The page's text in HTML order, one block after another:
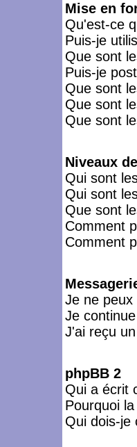
Mise en
Qu'est-ce
Puis-je
Que sont
Puis-je
Que sont
Que sont
Que sont
Niveaux
Qui sont
Qui sont
Que sont
Comment
Comment
Je ne
Je
J'ai reçu
phpBB 2
Qui a écrit
Pourquoi
Qui dois-je